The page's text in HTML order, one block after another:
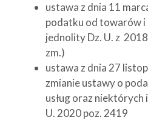
ustawa z dnia 11
podatku od towarów i
jednolity Dz. U. z
zm.)
ustawa z dnia 27
zmianie ustawy o
usług oraz niektórych
U. 2020 poz. 2419